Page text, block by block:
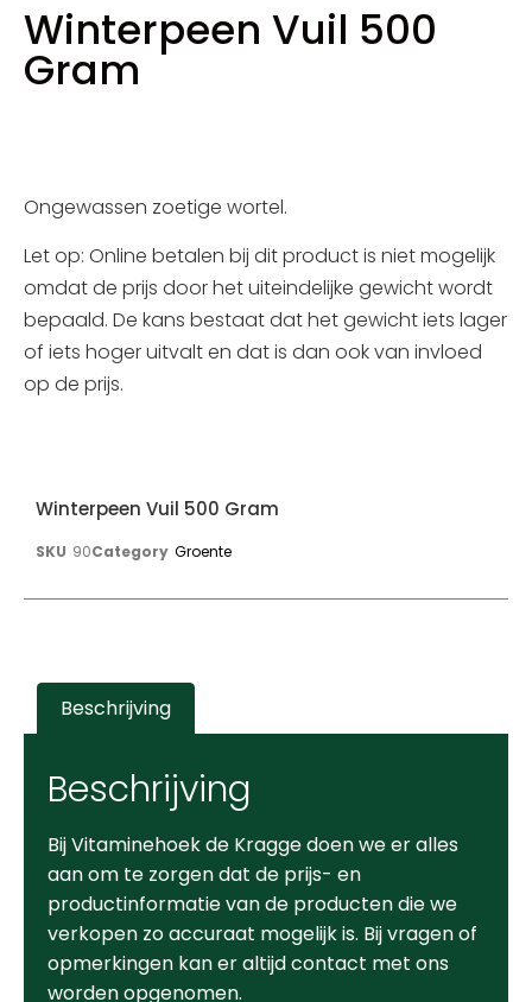
Winterpeen Vuil 500
Gram
Ongewassen zoetige wortel.
Let op: Online betalen bij dit product is niet mogelijk
omdat de prijs door het uiteindelijke gewicht wordt
bepaald. De kans bestaat dat het gewicht iets lager
of iets hoger uitvalt en dat is dan ook van invloed
op de prijs.
Winterpeen Vuil 500 Gram
SKU 90Category Groente
Beschrijving
Beschrijving
Bij Vitaminehoek de Kragge doen we er alles
aan om te zorgen dat de prijs- en
productinformatie van de producten die we
verkopen zo accuraat mogelijk is. Bij vragen of
opmerkingen kan er altijd contact met ons
worden opgenomen.